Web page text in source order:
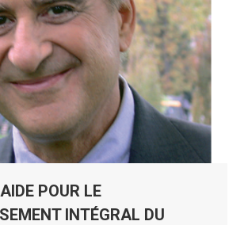
POUR LE
INTÉGRAL DU